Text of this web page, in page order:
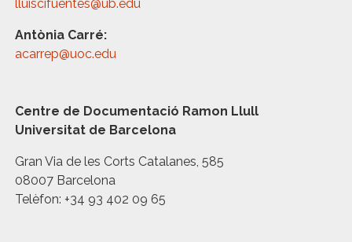
lluiscifuentes@ub.edu
Antònia Carré:
acarrep@uoc.edu
Centre de Documentació Ramon Llull
Universitat de Barcelona
Gran Via de les Corts Catalanes, 585
08007 Barcelona
Telèfon: +34 93 402 09 65